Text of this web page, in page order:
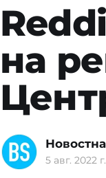
на
5 авг. 2022 г.